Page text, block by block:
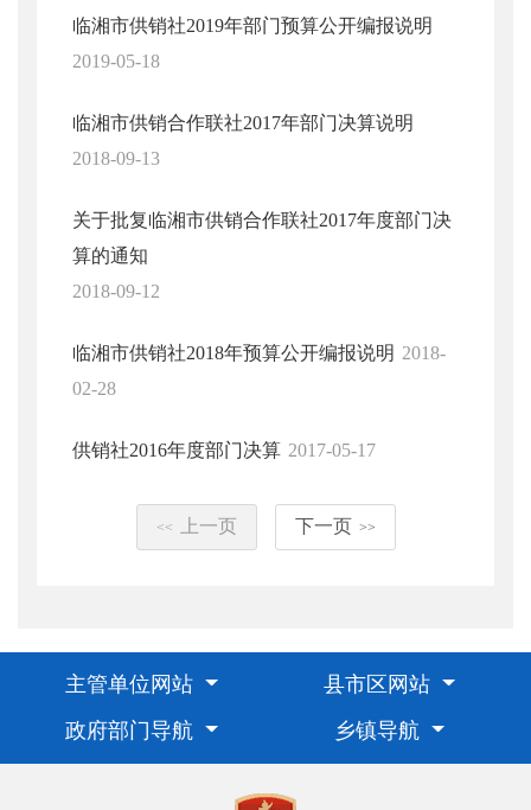
临湘市供销社2019年部门预算公开编报说明
2019-05-18
临湘市供销合作联社2017年部门决算说明
2018-09-13
关于批复临湘市供销合作联社2017年度部门决
算的通知
2018-09-12
临湘市供销社2018年预算公开编报说明 2018-
02-28
供销社2016年度部门决算 2017-05-17
<< 上一页 下一页 >>
主管单位网站
县市区网站
政府部门导航
乡镇导航